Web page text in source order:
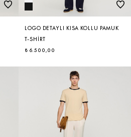
LOGO DETAYLI KISA KOLLU PAMUK
T-SHIRT
₺ 6.500,00